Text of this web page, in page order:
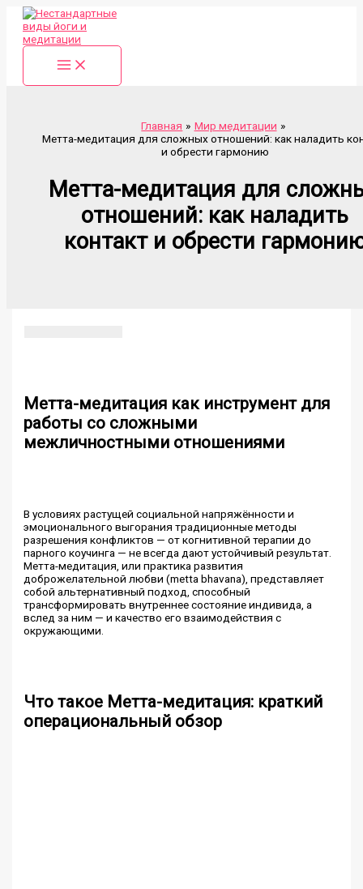
Перейти
содержимому
Главная
Мир медитации
Метта-медитация для сложных отношений: как наладить
и обрести гармонию
Метта-медитация для
отношений: как наладить
контакт и обрести
Метта-медитация как инструмент для
работы со сложными
межличностными отношениями
В условиях растущей социальной напряжённости и
эмоционального выгорания традиционные методы
разрешения конфликтов — от когнитивной терапии до
парного коучинга — не всегда дают устойчивый результат.
Метта-медитация, или практика развития
доброжелательной любви (metta bhavana), представляет
собой альтернативный подход, способный
трансформировать внутреннее состояние индивида, а
вслед за ним — и качество его взаимодействия с
окружающими.
Что такое Метта-медитация: краткий
операциональный обзор